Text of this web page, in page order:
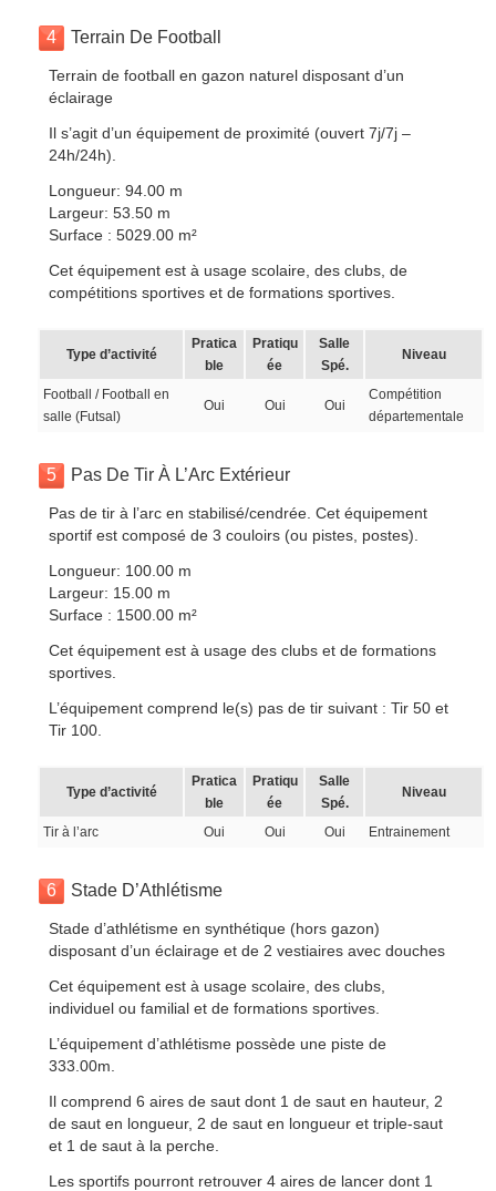
4 Terrain De Football
Terrain de football en gazon naturel disposant d’un
éclairage
Il s’agit d’un équipement de proximité (ouvert 7j/7j –
24h/24h).
Longueur: 94.00 m
Largeur: 53.50 m
Surface : 5029.00 m²
Cet équipement est à usage scolaire, des clubs, de
compétitions sportives et de formations sportives.
Type d’activité
Pratica
ble
Pratiqu
ée
Salle
Spé.
Niveau
Football / Football en
salle (Futsal)
Oui Oui Oui
Compétition
départementale
5 Pas De Tir À L’Arc Extérieur
Pas de tir à l’arc en stabilisé/cendrée. Cet équipement
sportif est composé de 3 couloirs (ou pistes, postes).
Longueur: 100.00 m
Largeur: 15.00 m
Surface : 1500.00 m²
Cet équipement est à usage des clubs et de formations
sportives.
L’équipement comprend le(s) pas de tir suivant : Tir 50 et
Tir 100.
Type d’activité
Pratica
ble
Pratiqu
ée
Salle
Spé.
Niveau
Tir à l’arc Oui Oui Oui Entrainement
6 Stade D’Athlétisme
Stade d’athlétisme en synthétique (hors gazon)
disposant d’un éclairage et de 2 vestiaires avec douches
Cet équipement est à usage scolaire, des clubs,
individuel ou familial et de formations sportives.
L’équipement d’athlétisme possède une piste de
333.00m.
Il comprend 6 aires de saut dont 1 de saut en hauteur, 2
de saut en longueur, 2 de saut en longueur et triple-saut
et 1 de saut à la perche.
Les sportifs pourront retrouver 4 aires de lancer dont 1